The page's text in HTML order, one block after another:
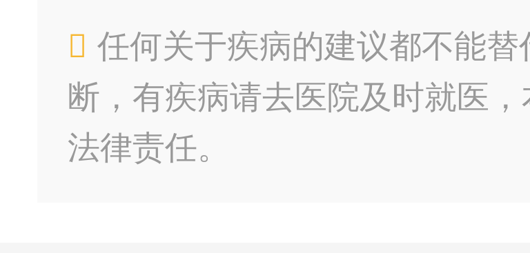
任何关于疾病的建议都不能
断，有疾病请去医院及时就医
法律责任。